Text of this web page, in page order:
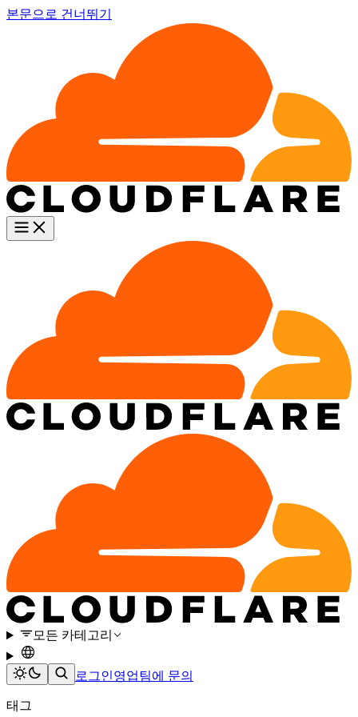
본문으로 건너뛰기
모든 카테고리
로그인영업팀에 문의
태그